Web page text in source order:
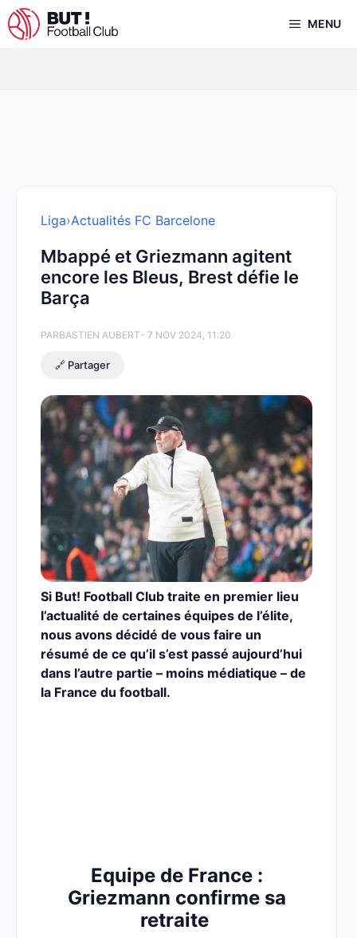
Aller
au
MENU
Liga›Actualités FC Barcelone
Mbappé et Griezmann agitent
encore les Bleus, Brest défie le
Barça
PARBASTIEN AUBERT- 7 NOV 2024, 11:20
🔗 Partager
Si But! Football Club traite en premier lieu
l’actualité de certaines équipes de l’élite,
nous avons décidé de vous faire un
résumé de ce qu’il s’est passé aujourd’hui
dans l’autre partie – moins médiatique – de
la France du football.
Equipe de France :
Griezmann confirme sa
retraite